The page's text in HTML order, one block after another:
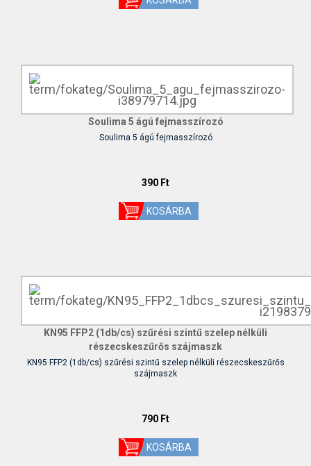
Soulima 5 ágú fejmasszírozó
Soulima 5 ágú fejmasszírozó
390 Ft
KN95 FFP2 (1db/cs) szűrési szintű szelep nélküli
részecskeszűrős szájmaszk
KN95 FFP2 (1db/cs) szűrési szintű szelep nélküli részecskeszűrős
szájmaszk
790 Ft